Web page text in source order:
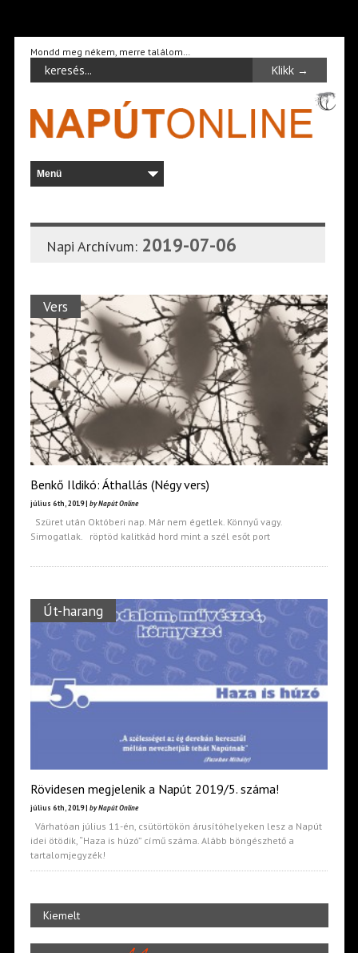
Mondd meg nékem, merre találom…
Napi Archívum: 2019-07-06
Vers
Benkő Ildikó: Áthallás (Négy vers)
július 6th, 2019 | by Napút Online
Szüret után Októberi nap. Már nem égetlek. Könnyű vagy.
Simogatlak. röptöd kalitkád hord mint a szél esőt port
Út-harang
Rövidesen megjelenik a Napút 2019/5. száma!
július 6th, 2019 | by Napút Online
Várhatóan július 11-én, csütörtökön árusítóhelyeken lesz a Napút
idei ötödik, “Haza is húzó” című száma. Alább böngészhető a
tartalomjegyzék!
Kiemelt